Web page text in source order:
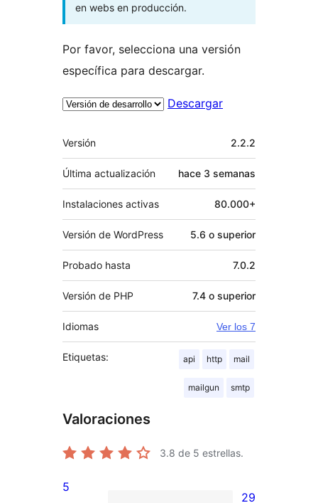
en webs en producción.
Por favor, selecciona una versión
específica para descargar.
Descargar
Meta
Versión 2.2.2
Última actualización hace 3 semanas
Instalaciones activas 80.000+
Versión de WordPress 5.6 o superior
Probado hasta 7.0.2
Versión de PHP 7.4 o superior
Idiomas Ver los 7
Etiquetas: api http mail
mailgun smtp
Valoraciones
3.8 de 5 estrellas.
5
29